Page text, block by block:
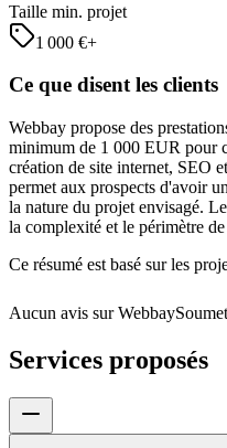
Taille min. projet
1 000 €+
Ce que disent les clients
Webbay propose des
minimum de 1 000 EUR pour
création de site internet, SEO
permet aux prospects d'avoir
la nature du projet envisagé.
la complexité et le périmètre
Ce résumé est basé sur les
Aucun avis sur Webbay
Services proposés